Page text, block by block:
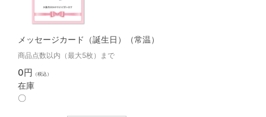
メッセージカード（誕生日）（常温）
商品点数以内（最大5枚）まで
0円 （税込）
在庫
〇